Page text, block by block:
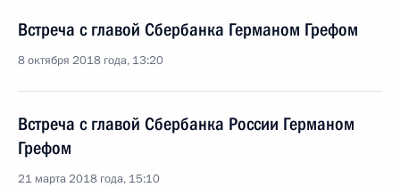
Встреча с главой Сбербанка Германом Грефом
8 октября 2018 года, 13:20
Встреча с главой Сбербанка России Германом
Грефом
21 марта 2018 года, 15:10